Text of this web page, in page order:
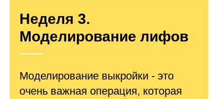
Неделя 3.
Моделирование лифов
Моделирование выкройки - это
очень важная операция, которая